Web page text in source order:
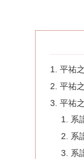
平祐
平祐
平祐
系
系
系